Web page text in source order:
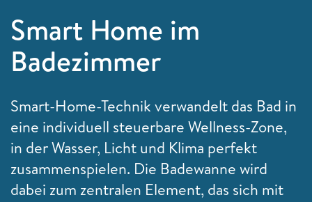
Smart Home im
Badezimmer
Smart-Home-Technik verwandelt das Bad in
eine individuell steuerbare Wellness-Zone,
in der Wasser, Licht und Klima perfekt
zusammenspielen. Die Badewanne wird
dabei zum zentralen Element, das sich mit